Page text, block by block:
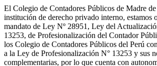
El Colegio de Contadores Públicos de Madre
institución de derecho privado interno, estamos
mandato de Ley Nº 28951, Ley del
13253, de Profesionalización del Contador
los Colegio de Contadores Públicos del Perú
a la Ley de Profesionalización N° 13253 y sus
complementarias, por lo que cuenta con